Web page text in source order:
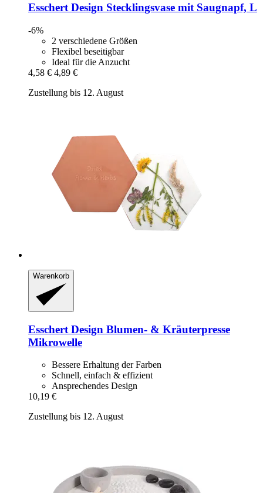
Esschert Design Stecklingsvase mit Saugnapf, L
-6%
2 verschiedene Größen
Flexibel beseitigbar
Ideal für die Anzucht
4,58 € 4,89 €
Zustellung bis 12. August
Warenkorb
Esschert Design Blumen-​ & Kräuterpresse
Mikrowelle
Bessere Erhaltung der Farben
Schnell, einfach & effizient
Ansprechendes Design
10,19 €
Zustellung bis 12. August